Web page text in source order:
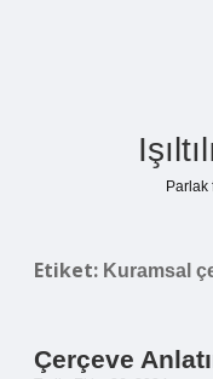
Parlak
Etiket: Kuramsal
Çerçeve